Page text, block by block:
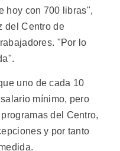
hoy con 700 libras",
del Centro de
"Por lo
uno de cada 10
mínimo, pero
del Centro,
y por tanto